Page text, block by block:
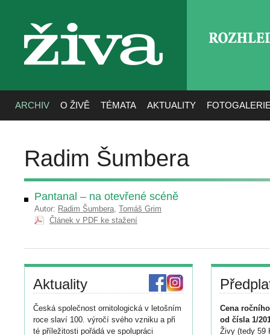
živa
ARCHIV O ŽIVĚ TÉMATA AKTUALITY
Radim Šumbera
Pantanal – na otevřené scéně
Autor: Radim Šumbera, Tomáš Grim
Článek v PDF ke stažení
Aktuality
Česká společnost ornitologická v letošním
roce slaví 100. výročí svého vzniku a při
té příležitosti pořádá ve spolupráci
Cena
od čísla 1/
Živy (tedy 59